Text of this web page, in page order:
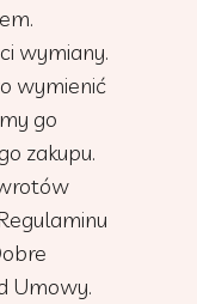
wymiany.
wymienić
go
zakupu.
Umowy.